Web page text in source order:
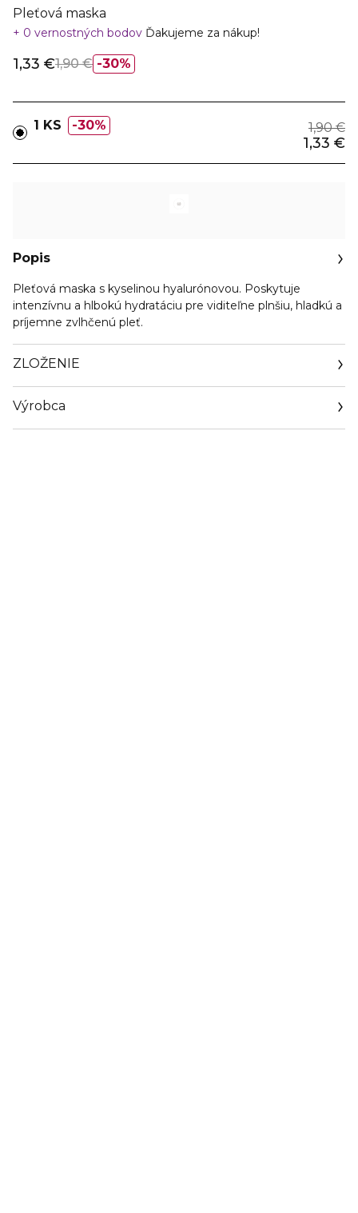
Pleťová maska
0 vernostných bodov Ďakujeme za nákup!
30%
1,33 €1,90 €
1 KS 30% 1,90 €
1,33 €
Popis
Pleťová maska s kyselinou hyalurónovou. Poskytuje
intenzívnu a hlbokú hydratáciu pre viditeľne plnšiu, hladkú a
príjemne zvlhčenú pleť.
ZLOŽENIE
Výrobca